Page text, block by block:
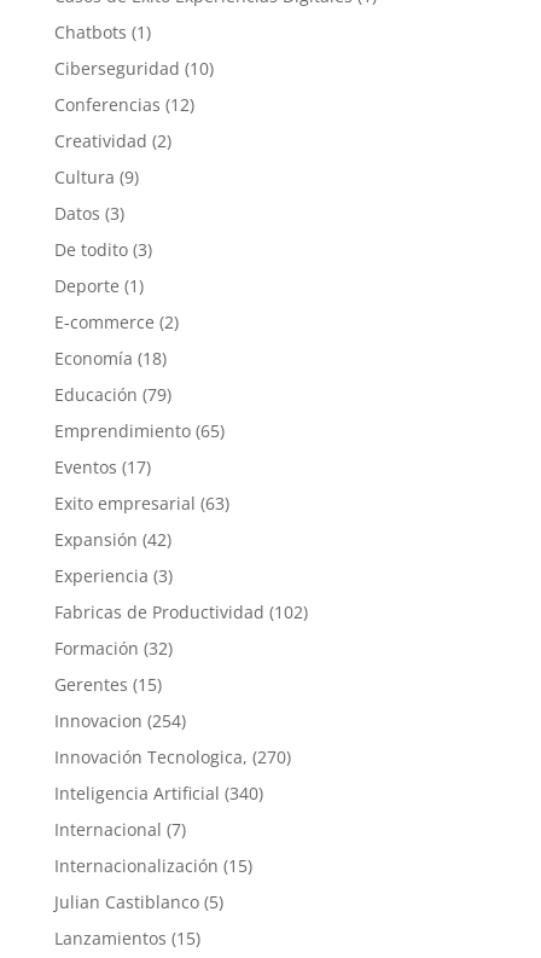
Chatbots (1)
Ciberseguridad (10)
Conferencias (12)
Creatividad (2)
Cultura (9)
Datos (3)
De todito(3)
Deporte (1)
E-commerce (2)
Economía (18)
Educación (79)
Emprendimiento(65)
Eventos (17)
Exito empresarial (63)
Expansión (42)
Experiencia (3)
Fabricas de Productividad (102)
Formación (32)
Gerentes (15)
Innovacion (254)
Innovación Tecnologica, (270)
Inteligencia Artificial (340)
Internacional (7)
Internacionalización (15)
Julian Castiblanco(5)
Lanzamientos (15)